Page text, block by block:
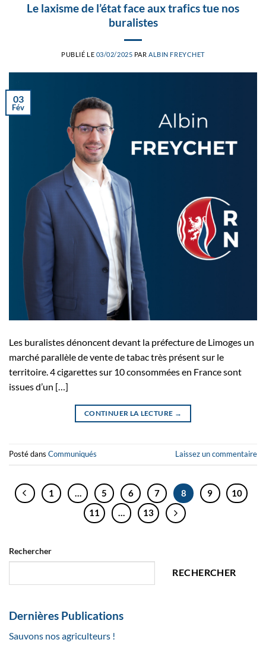
Le laxisme de l’état face aux trafics tue nos
buralistes
PUBLIÉ LE 03/02/2025 PAR ALBIN FREYCHET
03
Fév
Les buralistes dénoncent devant la préfecture de Limoges un
marché parallèle de vente de tabac très présent sur le
territoire. 4 cigarettes sur 10 consommées en France sont
issues d’un […]
CONTINUER LA LECTURE →
Posté dans Communiqués Laissez un commentaire
1 5 6 7 8 9
10
11
… 13
Rechercher
RECHERCHER
Dernières Publications
Sauvons nos agriculteurs !